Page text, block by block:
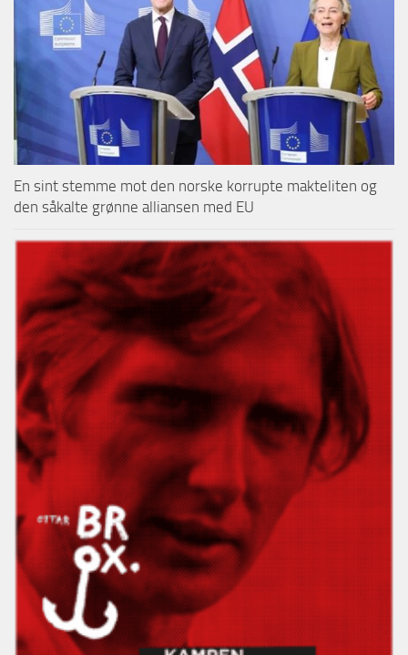
En sint stemme mot den norske korrupte makteliten og
den såkalte grønne alliansen med EU